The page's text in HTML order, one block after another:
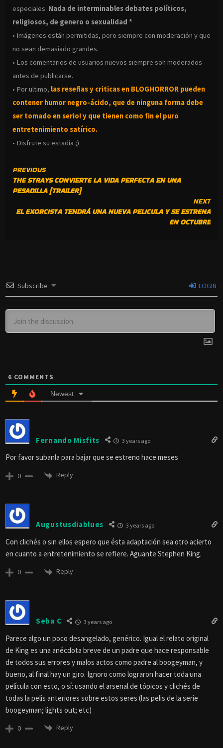
especiales. Nada de interminables debates políticos,
religiosos, de genero o sexualidad *
• Imágenes están permitidas, pero siempre con moderación y que
no sean demasiado grandes.
• Los comentarios de usuarios nuevos siempre son moderados
antes de publicarse.
• Por ultimo, las reseñas y criticas en BLOGHORROR pueden
contener humor negro-ácido, que de ninguna forma debe
ser tomado en serio! y que tienen como fin el puro
entretenimiento satírico.
• Disfrute su estadía ;)
CONTINUE
READING
PREVIOUS
THE STRAYS CONVIERTE LA VIDA PERFECTA EN UNA
PESADILLA [TRAILER]
NEXT
EL EXORCISTA TENDRÁ UNA NUEVA PELICULA Y SE ESTRENA
EN OCTUBRE
Subscribe LOGIN
6 COMMENTS
Newest
Fernando Misfits 3 years ago
Por favor subanla para bajar que se estreno hace meses
0 Reply
Augustusdiablues 3 years ago
Con clichés o sin ellos espero que ésta adaptación sea otro acierto
en cuanto a entretenimiento se refiere. Aguante Stephen King.
0 Reply
Seba C 3 years ago
Parece algo un poco desangelado, genérico. Igual el relato original
de King es una anécdota breve de un padre que hace responsable
de todos sus errores y malos actos como padre al boogeyman, y
bueno, al final hay un giro. Ignoro como lograron hacer toda una
película con esto, o sí: usando el arsenal de tópicos y clichés de
todas la pelis anteriores sobre estos seres (las pelis de la serie
boogeyman; lights out; etc)
0 Reply